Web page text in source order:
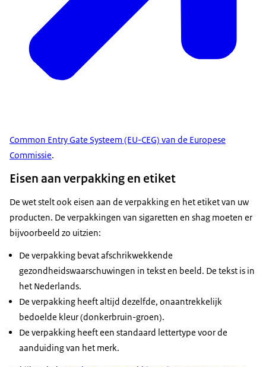
Common Entry Gate Systeem (EU-CEG) van de Europese
Commissie.
Eisen aan verpakking en etiket
De wet stelt ook eisen aan de verpakking en het etiket van uw
producten. De verpakkingen van sigaretten en shag moeten er
bijvoorbeeld zo uitzien:
De verpakking bevat afschrikwekkende
gezondheidswaarschuwingen in tekst en beeld. De tekst is in
het Nederlands.
De verpakking heeft altijd dezelfde, onaantrekkelijk
bedoelde kleur (donkerbruin-groen).
De verpakking heeft een standaard lettertype voor de
aanduiding van het merk.